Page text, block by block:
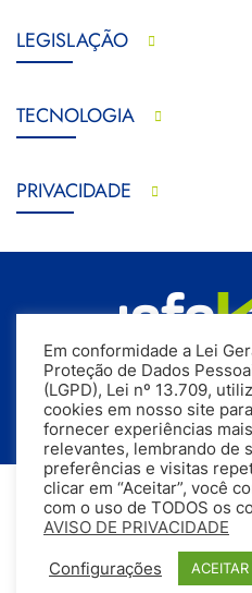
LEGISLAÇÃO
TECNOLOGIA
PRIVACIDADE
Todos os direitos
Em conformidade a Lei
Proteção de Dados
(LGPD), Lei nº 13.709,
cookies em nosso site para
fornecer experiências mais
relevantes, lembrando de
preferências e visitas
clicar em “Aceitar”, você
com o uso de TODOS os
AVISO DE PRIVACIDADE
Configurações ACEITAR